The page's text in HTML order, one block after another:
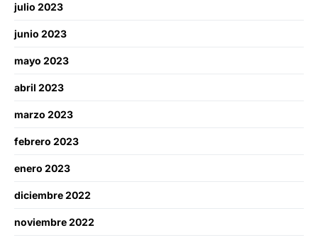
julio 2023
junio 2023
mayo 2023
abril 2023
marzo 2023
febrero 2023
enero 2023
diciembre 2022
noviembre 2022